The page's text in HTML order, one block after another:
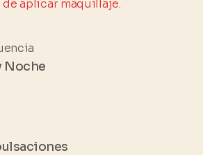
de aplicar maquillaje.
Noche